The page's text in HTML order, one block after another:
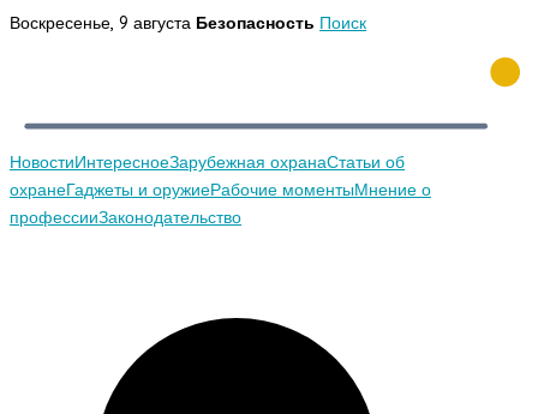
Перейти
Воскресенье, 9 августа Безопасность Поиск
НовостиИнтересноеЗарубежная охранаСтатьи об
охранеГаджеты и оружиеРабочие моментыМнение о
профессииЗаконодательство